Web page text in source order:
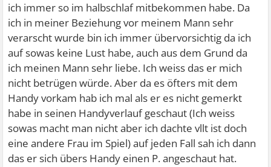
ich immer so im halbschlaf mitbekommen habe. Da
ich in meiner Beziehung vor meinem Mann sehr
verarscht wurde bin ich immer übervorsichtig da ich
auf sowas keine Lust habe, auch aus dem Grund da
ich meinen Mann sehr liebe. Ich weiss das er mich
nicht betrügen würde. Aber da es öfters mit dem
Handy vorkam hab ich mal als er es nicht gemerkt
habe in seinen Handyverlauf geschaut (Ich weiss
sowas macht man nicht aber ich dachte vllt ist doch
eine andere Frau im Spiel) auf jeden Fall sah ich dann
das er sich übers Handy einen P. angeschaut hat.